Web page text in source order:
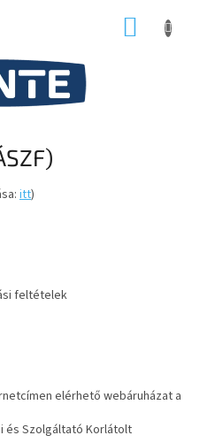
KOSÁR
itt)
feltételek
elérhető webáruházat a
és Szolgáltató Korlátolt